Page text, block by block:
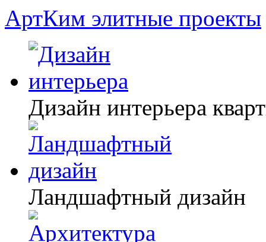
АртКим элитные проекты
Дизайн интерьера
Ландшафтный дизайн